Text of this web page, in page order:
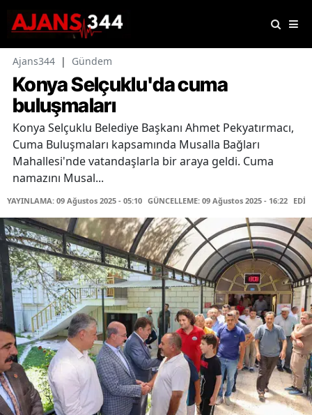
Ajans344 | Gündem
Konya Selçuklu'da cuma
buluşmaları
Konya Selçuklu Belediye Başkanı Ahmet Pekyatırmacı,
Cuma Buluşmaları kapsamında Musalla Bağları
Mahallesi'nde vatandaşlarla bir araya geldi. Cuma
namazını Musal...
YAYINLAMA: 09 Ağustos 2025 - 05:10 GÜNCELLEME: 09 Ağustos 2025 - 16:22